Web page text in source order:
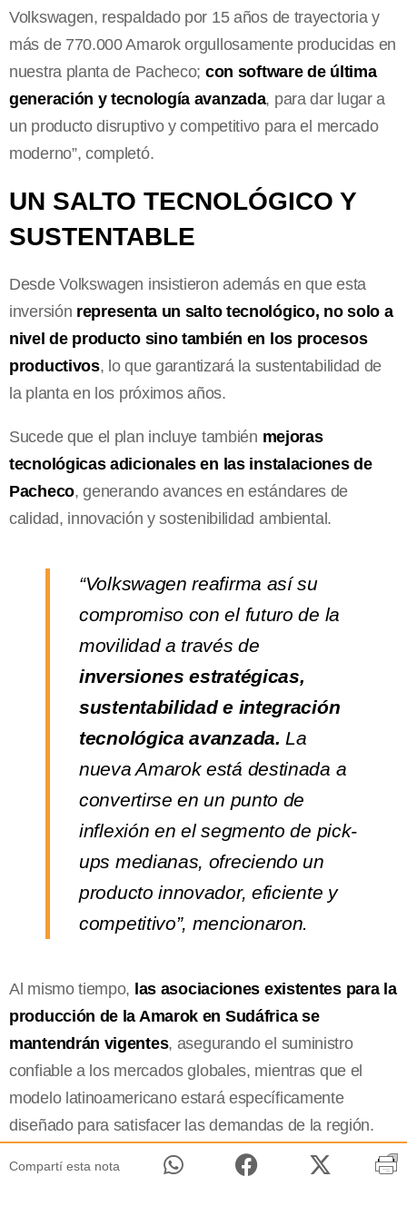
Volkswagen, respaldado por 15 años de trayectoria y
más de 770.000 Amarok orgullosamente producidas en
nuestra planta de Pacheco; con software de última
generación y tecnología avanzada, para dar lugar a
un producto disruptivo y competitivo para el mercado
moderno”, completó.
UN SALTO TECNOLÓGICO Y
SUSTENTABLE
Desde Volkswagen insistieron además en que esta
inversión representa un salto tecnológico, no solo a
nivel de producto sino también en los procesos
productivos, lo que garantizará la sustentabilidad de
la planta en los próximos años.
Sucede que el plan incluye también mejoras
tecnológicas adicionales en las instalaciones de
Pacheco, generando avances en estándares de
calidad, innovación y sostenibilidad ambiental.
“Volkswagen reafirma así su
compromiso con el futuro de la
movilidad a través de
inversiones estratégicas,
sustentabilidad e integración
tecnológica avanzada. La
nueva Amarok está destinada a
convertirse en un punto de
inflexión en el segmento de pick-
ups medianas, ofreciendo un
producto innovador, eficiente y
competitivo”, mencionaron.
Al mismo tiempo, las asociaciones existentes para la
producción de la Amarok en Sudáfrica se
mantendrán vigentes, asegurando el suministro
confiable a los mercados globales, mientras que el
modelo latinoamericano estará específicamente
diseñado para satisfacer las demandas de la región.
Compartí esta nota